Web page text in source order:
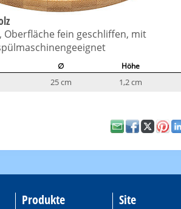
Oberfläche fein geschliffen, mit
∅ Höhe
25 cm 1,2 cm
Produkte Site